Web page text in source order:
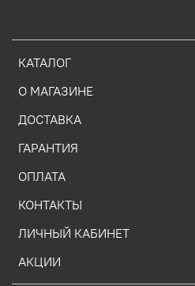
КАТАЛОГ
О МАГАЗИНЕ
ДОСТАВКА
ГАРАНТИЯ
ОПЛАТА
КОНТАКТЫ
ЛИЧНЫЙ КАБИНЕТ
АКЦИИ